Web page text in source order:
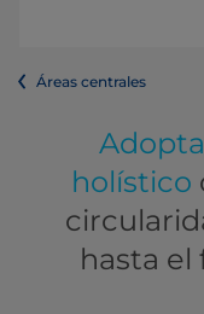
Áreas centrales
holístico
hasta el